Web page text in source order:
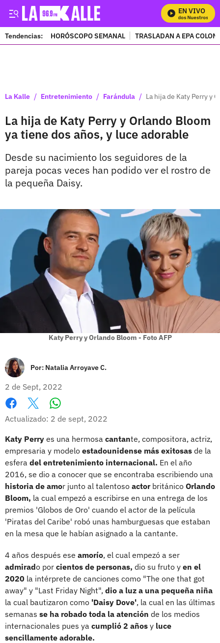
EN VIVO
Mira Todos Nuestros
Tendencias: HORÓSCOPO SEMANAL TRASLADAN A EPA
La Kalle / Entretenimiento / Farándula / La hija de Katy Perry y
La hija de Katy Perry y Orlando Bloom
ya tiene dos años, y luce adorable
Desde su nacimiento los seguidores de la
pareja pocas veces han podido ver el rostro de
la pequeña Daisy.
Katy Perry y Orlando Bloom - Foto AFP
Por: Natalia Arroyave C.
2 de Sept, 2022
Facebook
X
Actualizado: 2 de sept, 2022
Katy Perry es una hermosa cantante, compositora, actriz,
empresaria y modelo estadounidense más exitosas de la
esfera del entretenimiento internacional. En el año
2016, se dio a conocer que se encontraba escribiendo una
historia de amor junto al talentoso actorbritánico Orlando
Bloom, la cual empezó a escribirse en una entrega de los
premios 'Globos de Oro' cuando el actor de la película
'Piratas del Caribe' robó unas hamburguesas que estaban
en la mesa que le habían asignado a la cantante.
4 años después ese amorío, el cual empezó a ser
admirado por cientos de personas, dio su fruto y en el
2020 la intérprete de canciones como "The one that got
away" y "Last Friday Night", dio a luz a una pequeña niña
la cual bautizaron como 'Daisy Dove', la cual en las últimas
semanas se ha robado toda la atención de los medios
internacionales pues ya cumplió 2 años y luce
sencillamente adorable.